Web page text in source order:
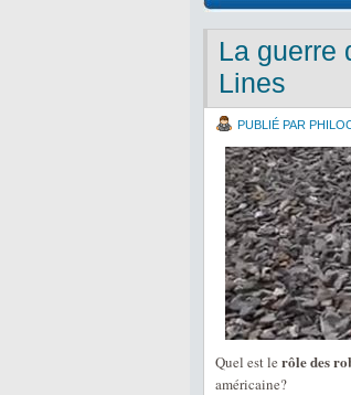
La guerre
Lines
PUBLIÉ PAR
Quel est le rôle des
américaine?